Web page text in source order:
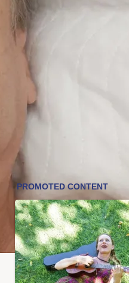
verletzt – 24-
F-News
Bitcoin unter